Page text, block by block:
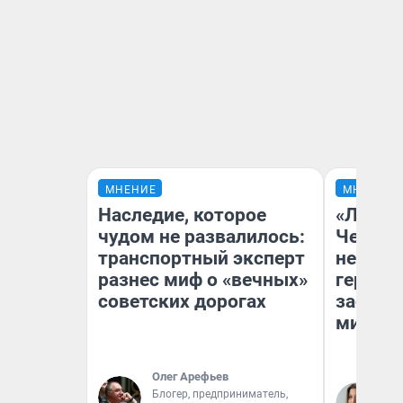
МНЕНИЕ
Наследие, которое
чудом не развалилось:
транспортный эксперт
разнес миф о «вечных»
советских дорогах
Олег Арефьев
Блогер, предприниматель,
МНЕНИЕ
«Люди
Чем
герои